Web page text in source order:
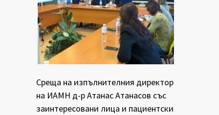
Среща на изпълнителния директор
на ИАМН д-р Атанас Атанасов със
заинтересовани лица и пациентски